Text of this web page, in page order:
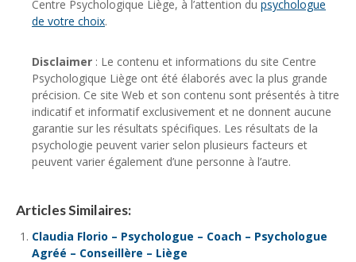
Centre Psychologique Liège, à l’attention du psychologue
de votre choix.
Disclaimer : Le contenu et informations du site Centre
Psychologique Liège ont été élaborés avec la plus grande
précision. Ce site Web et son contenu sont présentés à titre
indicatif et informatif exclusivement et ne donnent aucune
garantie sur les résultats spécifiques. Les résultats de la
psychologie peuvent varier selon plusieurs facteurs et
peuvent varier également d’une personne à l’autre.
Articles Similaires:
Claudia Florio – Psychologue – Coach – Psychologue
Agréé – Conseillère – Liège